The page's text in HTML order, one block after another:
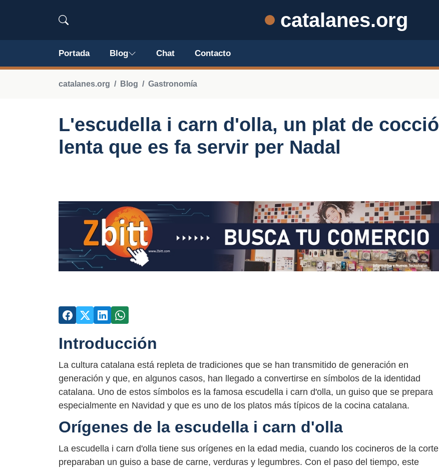
catalanes.org
Portada Blog Chat Contacto
catalanes.org Blog Gastronomía
L'escudella i carn d'olla, un plat de cocció
lenta que es fa servir per Nadal
Introducción
La cultura catalana está repleta de tradiciones que se han transmitido de generación en
generación y que, en algunos casos, han llegado a convertirse en símbolos de la identidad
catalana. Uno de estos símbolos es la famosa escudella i carn d'olla, un guiso que se prepara
especialmente en Navidad y que es uno de los platos más típicos de la cocina catalana.
Orígenes de la escudella i carn d'olla
La escudella i carn d'olla tiene sus orígenes en la edad media, cuando los cocineros de la corte
preparaban un guiso a base de carne, verduras y legumbres. Con el paso del tiempo, este